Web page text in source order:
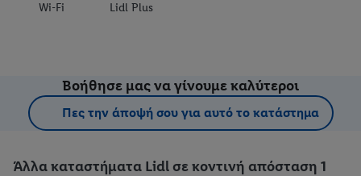
Wi-Fi
Lidl Plus
Βοήθησε μας να γίνουμε καλύτεροι
Πες την άποψή σου για αυτό το κατάστημα
Άλλα καταστήματα Lidl σε κοντινή απόσταση 1